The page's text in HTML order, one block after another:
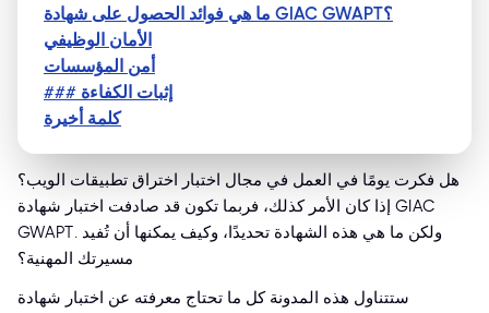
ما هي فوائد الحصول على شهادة GIAC GWAPT؟
الأمان الوظيفي
أمن المؤسسات
### إثبات الكفاءة
كلمة أخيرة
هل فكرت يومًا في العمل في مجال اختبار اختراق تطبيقات الويب؟
إذا كان الأمر كذلك، فربما تكون قد صادفت اختبار شهادة GIAC
GWAPT. ولكن ما هي هذه الشهادة تحديدًا، وكيف يمكنها أن تُفيد
مسيرتك المهنية؟
ستتناول هذه المدونة كل ما تحتاج معرفته عن اختبار شهادة